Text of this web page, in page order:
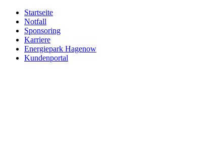
Zum
Inhalt
springen
Startseite
Notfall
Sponsoring
Karriere
Energiepark Hagenow
Kundenportal